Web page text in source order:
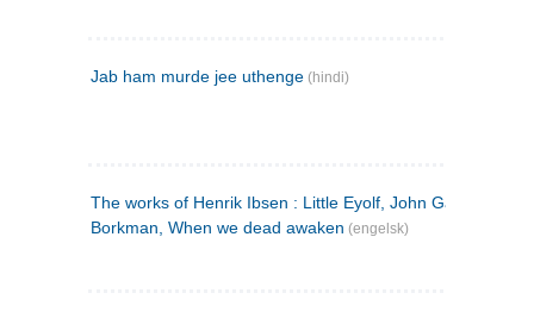
Jab ham murde jee uthenge (hindi)
The works of Henrik Ibsen : Little Eyolf, John Gabriel
Borkman, When we dead awaken (engelsk)